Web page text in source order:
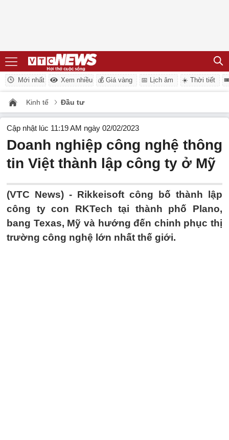
Mới nhất Xem nhiều 💰 Giá vàng 📅 Lịch âm ☀️ Thời tiết
Kinh tế Đầu tư
Cập nhật lúc 11:19 AM ngày 02/02/2023
Doanh nghiệp công nghệ thông
tin Việt thành lập công ty ở Mỹ
(VTC News) - Rikkeisoft công bố thành lập
công ty con RKTech tại thành phố Plano,
bang Texas, Mỹ và hướng đến chinh phục thị
trường công nghệ lớn nhất thế giới.